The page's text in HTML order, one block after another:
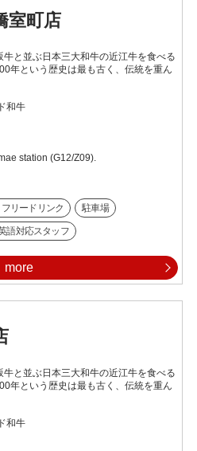
室町店
牛と並ぶ日本三大和牛の近江牛を食べる
年という歴史は最も古く、伝統を重ん
和牛
station (G12/Z09).
リードリンク 駐車場
語対応スタッフ
more
牛と並ぶ日本三大和牛の近江牛を食べる
年という歴史は最も古く、伝統を重ん
和牛